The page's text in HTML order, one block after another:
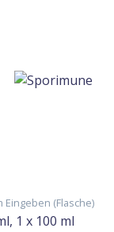
Eingeben (Flasche)
1 x 100 ml